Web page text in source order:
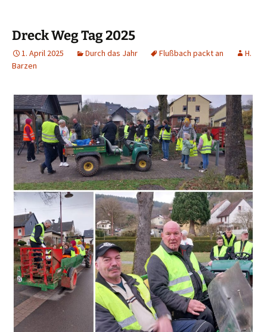
Dreck Weg Tag 2025
1. April 2025 Durch das Jahr Flußbach packt an
H.
Barzen